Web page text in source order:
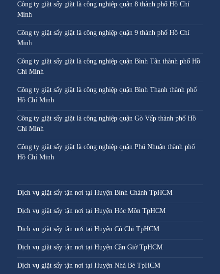
Công ty giặt sấy giặt là công nghiệp quận 8 thành phố Hồ Chí
Minh
Công ty giặt sấy giặt là công nghiệp quận 9 thành phố Hồ Chí
Minh
Công ty giặt sấy giặt là công nghiệp quận Bình Tân thành phố Hồ
Chí Minh
Công ty giặt sấy giặt là công nghiệp quận Bình Thạnh thành phố
Hồ Chí Minh
Công ty giặt sấy giặt là công nghiệp quận Gò Vấp thành phố Hồ
Chí Minh
Công ty giặt sấy giặt là công nghiệp quận Phú Nhuận thành phố
Hồ Chí Minh
Dịch vụ giặt sấy tận nơi tại Huyện Bình Chánh TpHCM
Dịch vụ giặt sấy tận nơi tại Huyện Hóc Môn TpHCM
Dịch vụ giặt sấy tận nơi tại Huyện Củ Chi TpHCM
Dịch vụ giặt sấy tận nơi tại Huyện Cần Giờ TpHCM
Dịch vụ giặt sấy tận nơi tại Huyện Nhà Bè TpHCM